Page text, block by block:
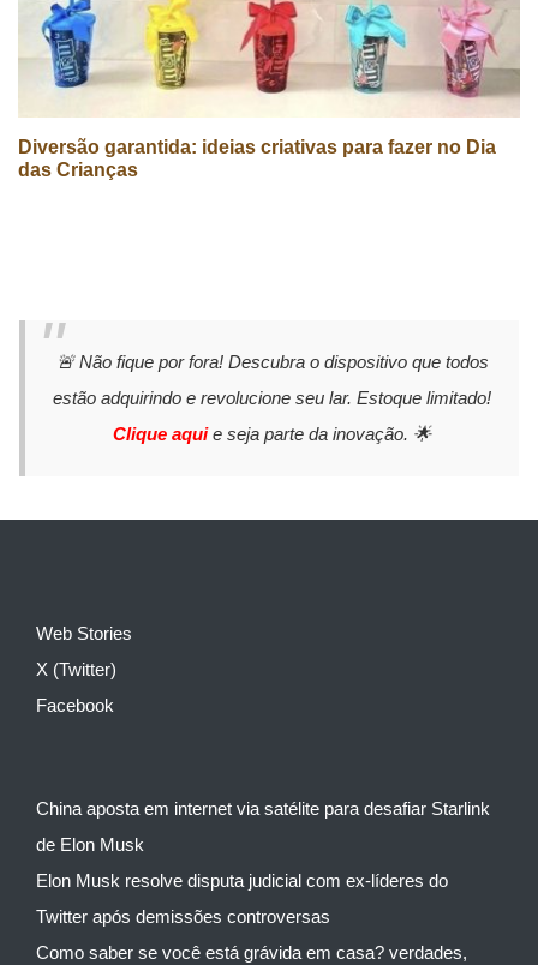
Diversão garantida: ideias criativas para fazer no Dia
das Crianças
🚨 Não fique por fora! Descubra o dispositivo que todos
estão adquirindo e revolucione seu lar. Estoque limitado!
Clique aquie seja parte da inovação. 🌟
Web Stories
X (Twitter)
Facebook
China aposta em internet via satélite para desafiar Starlink
de Elon Musk
Elon Musk resolve disputa judicial com ex-líderes do
Twitter após demissões controversas
Como saber se você está grávida em casa? verdades,